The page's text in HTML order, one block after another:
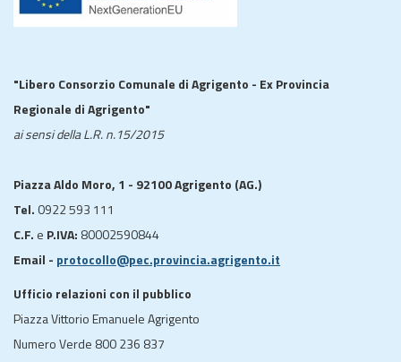
"Libero Consorzio Comunale di Agrigento - Ex Provincia
Regionale di Agrigento"
ai sensi della L.R. n.15/2015
Piazza Aldo Moro, 1 - 92100 Agrigento (AG.)
Tel. 0922 593 111
C.F. e P.IVA: 80002590844
Email - protocollo@pec.provincia.agrigento.it
Ufficio relazioni con il pubblico
Piazza Vittorio Emanuele Agrigento
Numero Verde 800 236 837